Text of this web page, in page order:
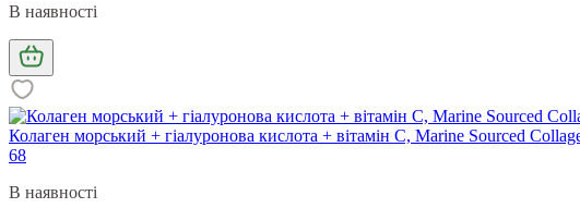
В наявності
Колаген морський + гіалуронова кислота + вітамін С, Marine Sourced
68
В наявності